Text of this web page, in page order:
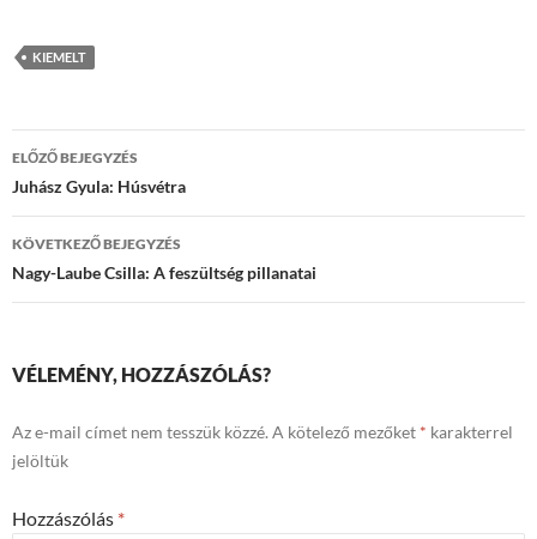
KIEMELT
Bejegyzések
navigációja
ELŐZŐ BEJEGYZÉS
Juhász Gyula: Húsvétra
KÖVETKEZŐ BEJEGYZÉS
Nagy-Laube Csilla: A feszültség pillanatai
VÉLEMÉNY, HOZZÁSZÓLÁS?
Az e-mail címet nem tesszük közzé. A kötelező mezőket * karakterrel
jelöltük
Hozzászólás *